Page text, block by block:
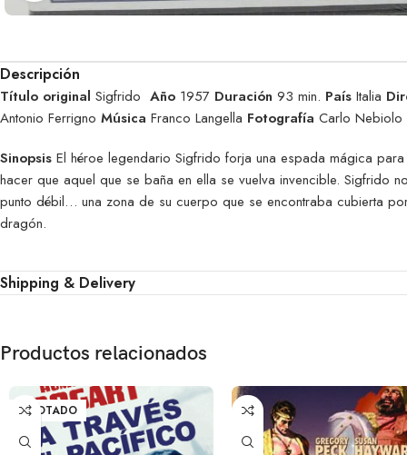
Descripción
Título original Sigfrido Año 1957 Duración 93 min. País Italia
Antonio Ferrigno Música Franco Langella Fotografía Carlo Nebiolo
Sinopsis El héroe legendario Sigfrido forja una espada mágica
hacer que aquel que se baña en ella se vuelva invencible. Sigfrido
punto débil… una zona de su cuerpo que se encontraba cubierta
dragón.
Shipping & Delivery
Productos relacionados
AGOTADO